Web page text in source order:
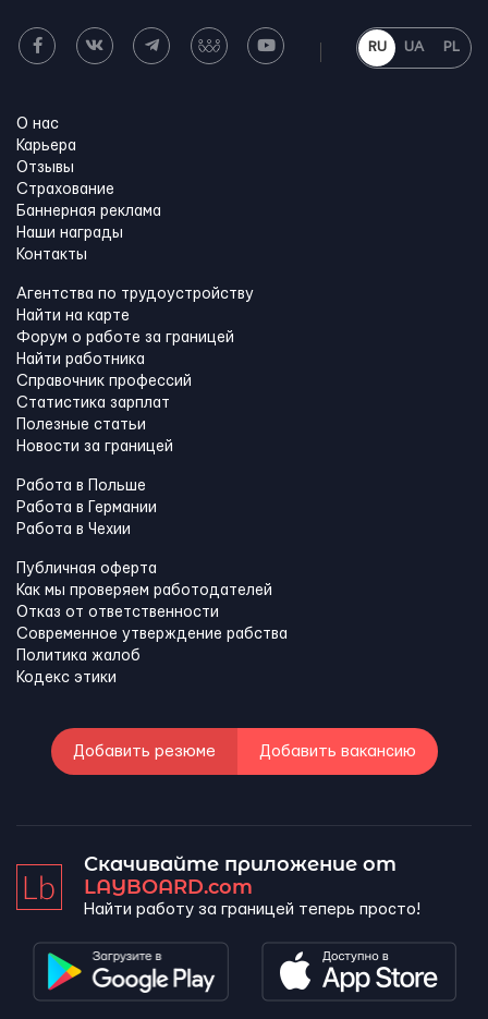
RU UA PL
О нас
Карьера
Отзывы
Страхование
Баннерная реклама
Наши награды
Контакты
Агентства по трудоустройству
Найти на карте
Форум о работе за границей
Найти работника
Справочник профессий
Статистика зарплат
Полезные статьи
Новости за границей
Работа в Польше
Работа в Германии
Работа в Чехии
Публичная оферта
Как мы проверяем работодателей
Отказ от ответственности
Современное утверждение рабства
Политика жалоб
Кодекс этики
Добавить резюме Добавить вакансию
Скачивайте приложение от
LAYBOARD.com
Найти работу за границей теперь просто!